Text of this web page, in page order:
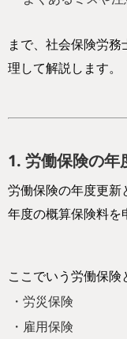
まで、社会保険労
理して解説します。
1. 労働保険の年
労働保険の年度更新
年度の概算保険料を
ここでいう労働保険
・労災保険
・雇用保険